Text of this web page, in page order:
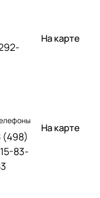
На карте
(498)
83-
На карте